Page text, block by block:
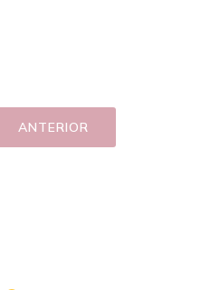
ANTERIOR